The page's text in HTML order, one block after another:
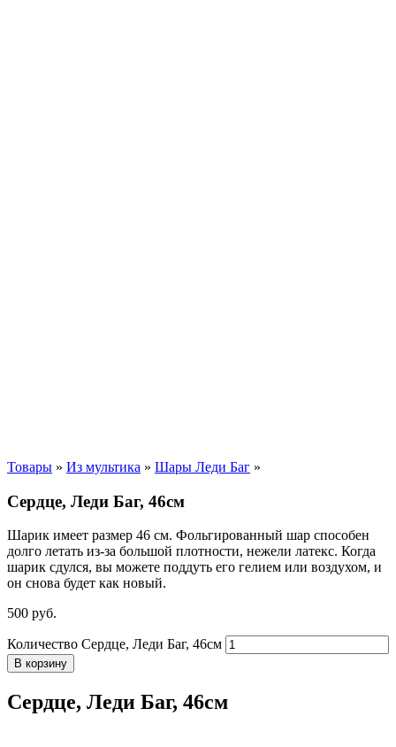
Товары » Из мультика » Шары Леди Баг »
Сердце, Леди Баг, 46см
Шарик имеет размер 46 см. Фольгированный шар способен
долго летать из-за большой плотности, нежели латекс. Когда
шарик сдулся, вы можете поддуть его гелием или воздухом, и
он снова будет как новый.
500 руб.
Количество Сердце, Леди Баг, 46см
В корзину
Сердце, Леди Баг, 46см